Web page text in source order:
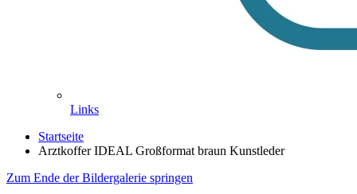
Links
Startseite
Arztkoffer IDEAL Großformat braun Kunstleder
Zum Ende der Bildergalerie springen